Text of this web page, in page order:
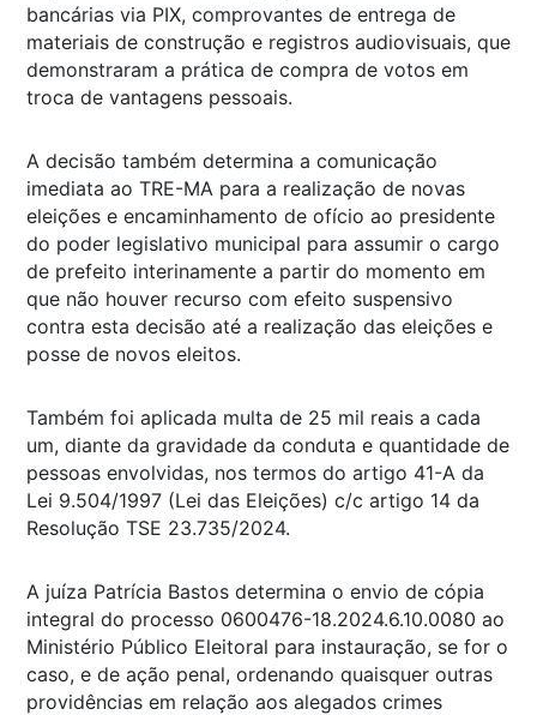
bancárias via PIX, comprovantes de entrega de
materiais de construção e registros audiovisuais, que
demonstraram a prática de compra de votos em
troca de vantagens pessoais.
A decisão também determina a comunicação
imediata ao TRE-MA para a realização de novas
eleições e encaminhamento de ofício ao presidente
do poder legislativo municipal para assumir o cargo
de prefeito interinamente a partir do momento em
que não houver recurso com efeito suspensivo
contra esta decisão até a realização das eleições e
posse de novos eleitos.
Também foi aplicada multa de 25 mil reais a cada
um, diante da gravidade da conduta e quantidade de
pessoas envolvidas, nos termos do artigo 41-A da
Lei 9.504/1997 (Lei das Eleições) c/c artigo 14 da
Resolução TSE 23.735/2024.
A juíza Patrícia Bastos determina o envio de cópia
integral do processo 0600476-18.2024.6.10.0080 ao
Ministério Público Eleitoral para instauração, se for o
caso, e de ação penal, ordenando quaisquer outras
providências em relação aos alegados crimes